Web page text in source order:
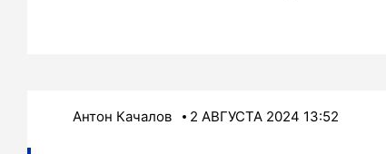
Антон Качалов 2 АВГУСТА 2024 13:52